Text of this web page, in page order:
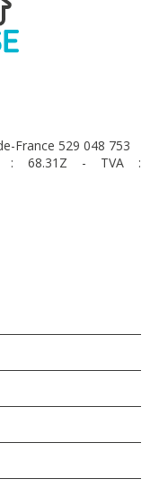
France 529 048 753
: 68.31Z - TVA :